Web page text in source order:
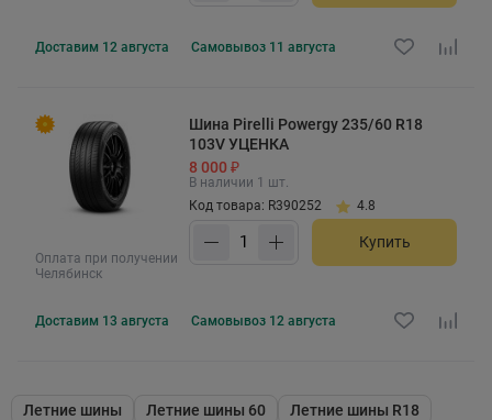
Доставим 12 августа Самовывоз 11 августа
Оплата при получении
Челябинск
Шина Pirelli Powergy 235/60 R18
103V УЦЕНКА
8 000 ₽
В наличии 1 шт.
Код товара: R390252
4.8
Купить
Доставим 13 августа Самовывоз 12 августа
Летние шины Летние шины 60
Летние шины R18